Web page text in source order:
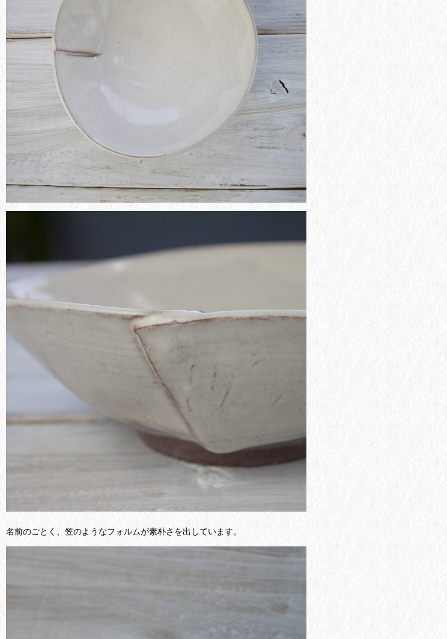
名前のごとく、笠のようなフォルムが素朴さを出しています。